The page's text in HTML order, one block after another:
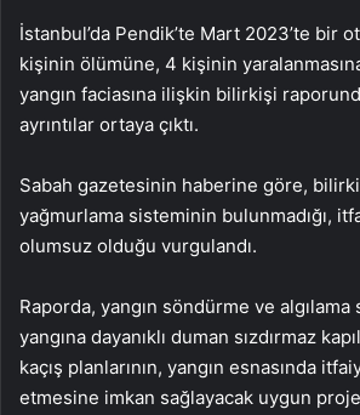
İstanbul’da Pendik’te Mart 2023’te bir
kişinin ölümüne, 4 kişinin
yangın faciasına ilişkin bilirkişi
ayrıntılar ortaya çıktı.
Sabah gazetesinin haberine göre,
yağmurlama sisteminin bulunmadığı,
olumsuz olduğu vurgulandı.
Raporda, yangın söndürme ve
yangına dayanıklı duman sızdırmaz
kaçış planlarının, yangın esnasında
etmesine imkan sağlayacak uygun